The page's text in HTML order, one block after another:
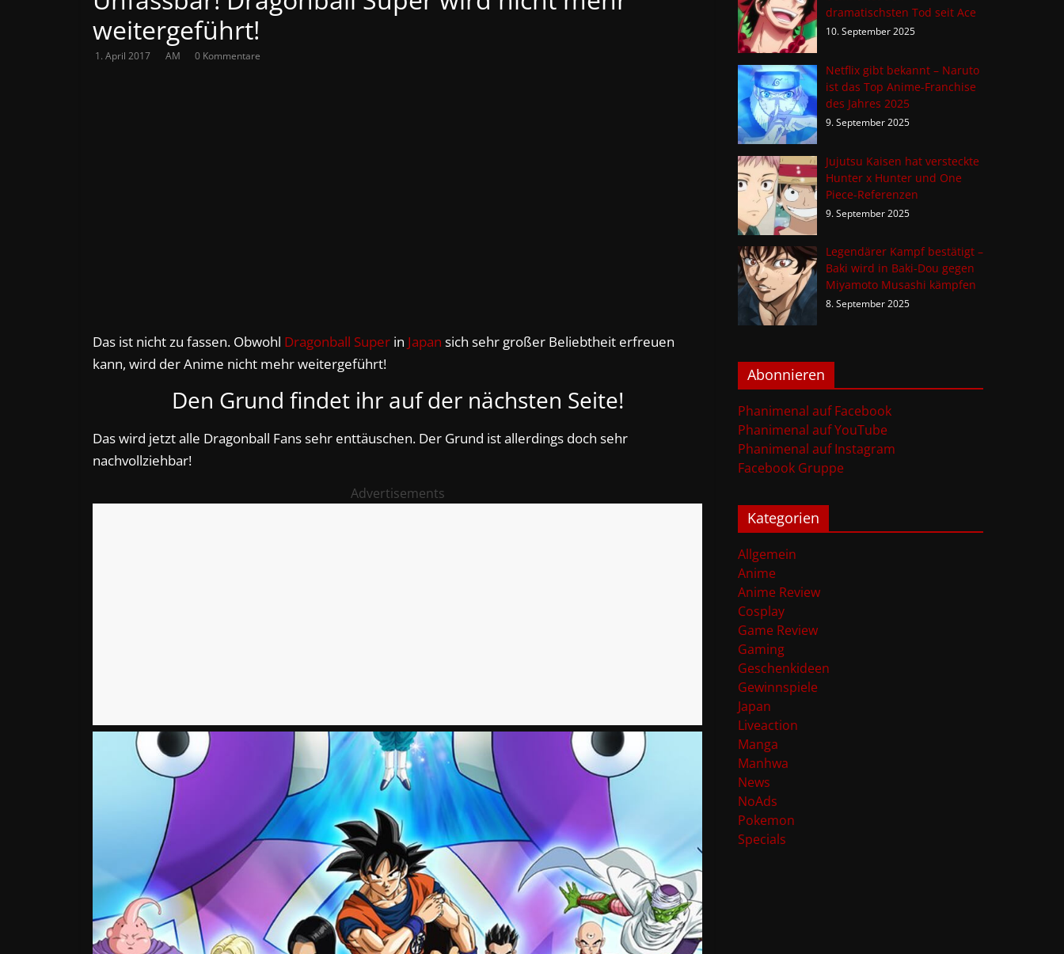
weitergeführt!
1. April 2017 AM 0 Kommentare
Das ist nicht zu fassen. Obwohl Dragonball Super in Japan sich sehr großer Beliebtheit erfreuen
kann, wird der Anime nicht mehr weitergeführt!
Den Grund findet ihr auf der nächsten Seite!
Das wird jetzt alle Dragonball Fans sehr enttäuschen. Der Grund ist allerdings doch sehr
nachvollziehbar!
Advertisements
dramatischsten Tod seit Ace
10. September 2025
Netflix gibt bekannt – Naruto
ist das Top Anime-Franchise
des Jahres 2025
9. September 2025
Jujutsu Kaisen hat versteckte
Hunter x Hunter und One
Piece-Referenzen
9. September 2025
Legendärer Kampf bestätigt –
Baki wird in Baki-Dou gegen
Miyamoto Musashi kämpfen
8. September 2025
Abonnieren
Phanimenal auf Facebook
Phanimenal auf YouTube
Phanimenal auf Instagram
Facebook Gruppe
Kategorien
Allgemein
Anime
Anime Review
Cosplay
Game Review
Gaming
Geschenkideen
Gewinnspiele
Japan
Liveaction
Manga
Manhwa
News
NoAds
Pokemon
Specials